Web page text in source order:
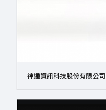
神通資訊科技股份有限公司